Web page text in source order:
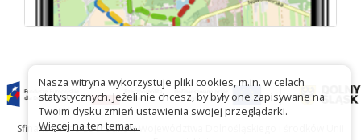
Sfinansowano ze środków Województwa Dolnośląskiego i środków Unii
Nasza witryna wykorzystuje pliki cookies, m.in. w celach
statystycznych. Jeżeli nie chcesz, by były one zapisywane na
Twoim dysku zmień ustawienia swojej przeglądarki.
Więcej na ten temat...